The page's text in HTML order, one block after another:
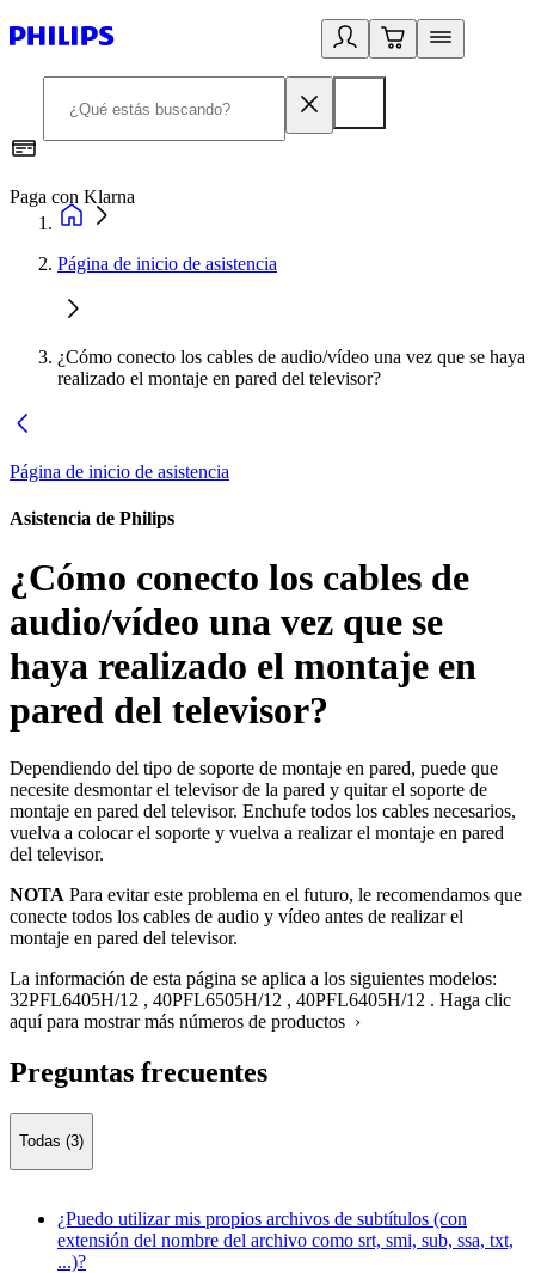
Paga con Klarna
Página de inicio de asistencia
¿Cómo conecto los cables de audio/vídeo una vez que se haya
realizado el montaje en pared del televisor?
Página de inicio de asistencia
Asistencia de Philips
¿Cómo conecto los cables de
audio/vídeo una vez que se
haya realizado el montaje en
pared del televisor?
Dependiendo del tipo de soporte de montaje en pared, puede que
necesite desmontar el televisor de la pared y quitar el soporte de
montaje en pared del televisor. Enchufe todos los cables necesarios,
vuelva a colocar el soporte y vuelva a realizar el montaje en pared
del televisor.
NOTA Para evitar este problema en el futuro, le recomendamos que
conecte todos los cables de audio y vídeo antes de realizar el
montaje en pared del televisor.
La información de esta página se aplica a los siguientes modelos:
32PFL6405H/12 , 40PFL6505H/12 , 40PFL6405H/12 . Haga clic
aquí para mostrar más números de productos ›
Preguntas frecuentes
Todas (3)
¿Puedo utilizar mis propios archivos de subtítulos (con
extensión del nombre del archivo como srt, smi, sub, ssa, txt,
...)?